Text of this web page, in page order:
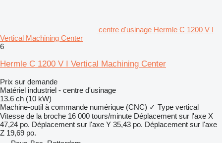
centre d'usinage Hermle C 1200 V I
Vertical Machining Center
6
Hermle C 1200 V I Vertical Machining Center
Prix sur demande
Matériel industriel - centre d'usinage
13.6 ch (10 kW)
Machine-outil à commande numérique (CNC) ✓ Type vertical
Vitesse de la broche 16 000 tours/minute Déplacement sur l'axe X
47,24 po. Déplacement sur l'axe Y 35,43 po. Déplacement sur l'axe
Z 19,69 po.